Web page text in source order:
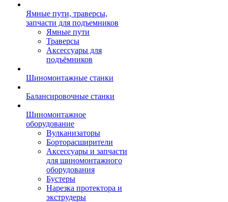
Ямные пути, траверсы,
запчасти для подъемников
Ямные пути
Траверсы
Аксессуары для
подъёмников
Шиномонтажные станки
Балансировочные станки
Шиномонтажное
оборудование
Вулканизаторы
Борторасширители
Аксессуары и запчасти
для шиномонтажного
оборудования
Бустеры
Нарезка протектора и
экструдеры